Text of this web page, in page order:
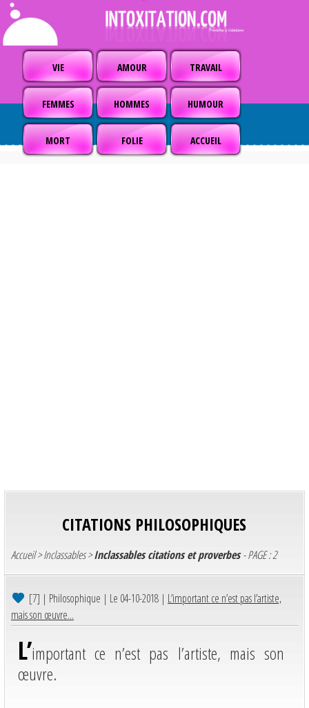
VIE AMOUR TRAVAIL
FEMMES HOMMES HUMOUR
MORT FOLIE ACCUEIL
CITATIONS PHILOSOPHIQUES
Accueil>Inclassables>Inclassables citations et proverbes- PAGE : 2
[7] | Philosophique | Le 04-10-2018 | L’important ce n’est pas l’artiste,
mais son œuvre...
L’important ce n’est pas l’artiste, mais son
œuvre.